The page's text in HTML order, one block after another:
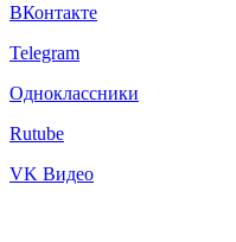
ВКонтакте
Telegram
Одноклассники
Rutube
VK Видео